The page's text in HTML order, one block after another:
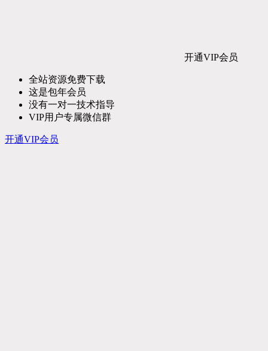
开通VIP会员
全站资源免费下载
这是包年会员
没有一对一技术指导
VIP用户专属微信群
开通VIP会员